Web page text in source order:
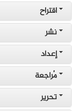
اقتراح
نشر
إعداد
مُراجعة
تحرير